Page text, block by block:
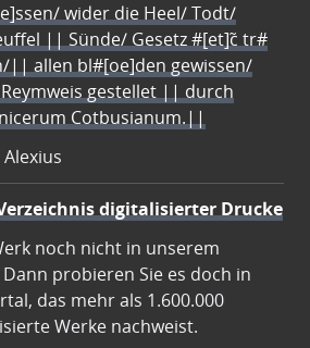
wider die Heel/ Todt/
|| Sünde/ Gesetz #[et]c̃ tr#
|| allen bl#[oe]den gewissen/
gestellet || durch
Cotbusianum.||
digitalisierter Drucke
noch nicht in unserem
probieren Sie es doch in
das mehr als 1.600.000
Werke nachweist.